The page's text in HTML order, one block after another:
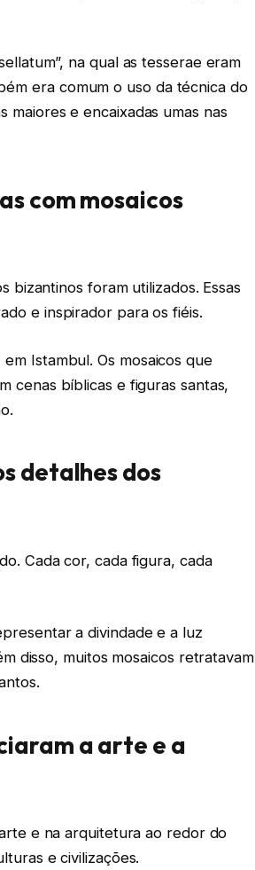
na qual as tesserae eram
era comum o uso da técnica do
maiores e encaixadas umas nas
com mosaicos
bizantinos foram utilizados. Essas
e inspirador para os fiéis.
Istambul. Os mosaicos que
cenas bíblicas e figuras santas,
detalhes dos
Cada cor, cada figura, cada
a divindade e a luz
disso, muitos mosaicos retratavam
a arte e a
e na arquitetura ao redor do
e civilizações.